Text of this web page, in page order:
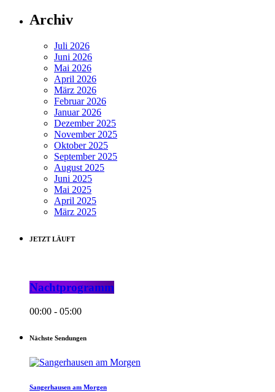
Archiv
Juli 2026
Juni 2026
Mai 2026
April 2026
März 2026
Februar 2026
Januar 2026
Dezember 2025
November 2025
Oktober 2025
September 2025
August 2025
Juni 2025
Mai 2025
April 2025
März 2025
JETZT LÄUFT
Nachtprogramm
00:00 - 05:00
Nächste Sendungen
Sangerhausen am Morgen